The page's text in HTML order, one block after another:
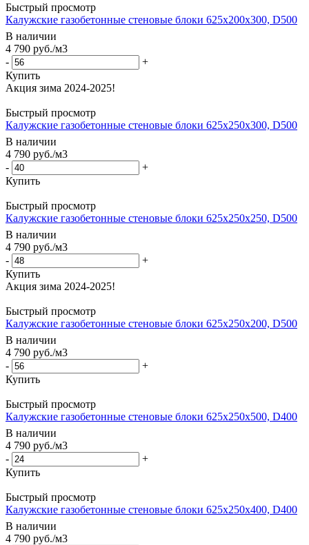
Быстрый просмотр
Калужские газобетонные стеновые блоки 625x200x300, D500
В наличии
4 790 руб./м3
-
+
Купить
Быстрый просмотр
Калужские газобетонные стеновые блоки 625x250x300, D500
В наличии
4 790 руб./м3
-
+
Купить
Быстрый просмотр
Калужские газобетонные стеновые блоки 625x250x250, D500
В наличии
4 790 руб./м3
-
+
Купить
Быстрый просмотр
Калужские газобетонные стеновые блоки 625x250x200, D500
В наличии
4 790 руб./м3
-
+
Купить
Быстрый просмотр
Калужские газобетонные стеновые блоки 625x250x500, D400
В наличии
4 790 руб./м3
-
+
Купить
Быстрый просмотр
Калужские газобетонные стеновые блоки 625x250x400, D400
В наличии
4 790 руб./м3